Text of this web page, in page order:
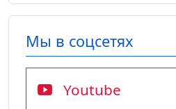
Мы в соцсетях
Youtube